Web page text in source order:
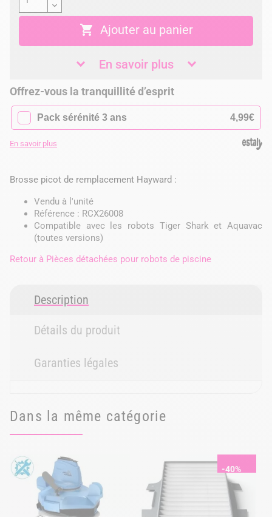
 Ajouter au panier
En savoir plus
Offrez-vous la tranquillité d’esprit
✓ Pack sérénité 3 ans 4,99€
En savoir plus
Brosse picot de remplacement Hayward :
Vendu à l'unité
Référence : RCX26008
Compatible avec les robots Tiger Shark et Aquavac
(toutes versions)
Retour à Pièces détachées pour robots de piscine
Description
Détails du produit
Garanties légales
Dans la même catégorie
-40%